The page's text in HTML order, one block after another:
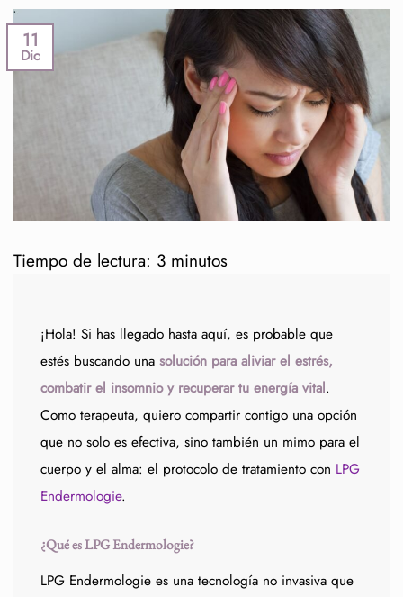
11
Dic
Tiempo de lectura: 3 minutos
¡Hola! Si has llegado hasta aquí, es probable que
estés buscando una solución para aliviar el estrés,
combatir el insomnio y recuperar tu energía vital.
Como terapeuta, quiero compartir contigo una opción
que no solo es efectiva, sino también un mimo para el
cuerpo y el alma: el protocolo de tratamiento con LPG
Endermologie.
¿Qué es LPG Endermologie?
LPG Endermologie es una tecnología no invasiva que